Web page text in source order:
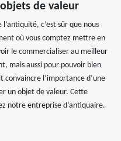
de valeur
c’est sûr que nous
où vous comptez mettre en
le commercialiser au meilleur
mais aussi pour pouvoir bien
convaincre l’importance d’une
un objet de valeur. Cette
notre entreprise d’antiquaire.